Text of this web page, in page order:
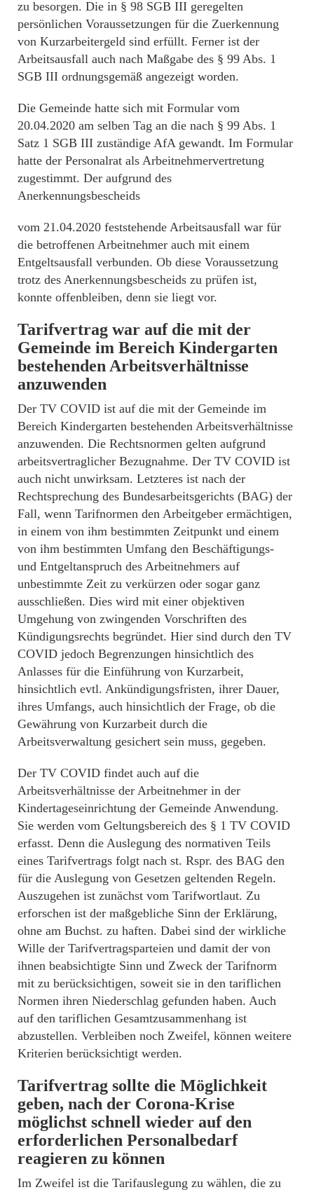
zu besorgen. Die in § 98 SGB III geregelten
persönlichen Voraussetzungen für die Zuerkennung
von Kurzarbeitergeld sind erfüllt. Ferner ist der
Arbeitsausfall auch nach Maßgabe des § 99 Abs. 1
SGB III ordnungsgemäß angezeigt worden.
Die Gemeinde hatte sich mit Formular vom
20.04.2020 am selben Tag an die nach § 99 Abs. 1
Satz 1 SGB III zuständige AfA gewandt. Im Formular
hatte der Personalrat als Arbeitnehmervertretung
zugestimmt. Der aufgrund des
Anerkennungsbescheids
vom 21.04.2020 feststehende Arbeitsausfall war für
die betroffenen Arbeitnehmer auch mit einem
Entgeltsausfall verbunden. Ob diese Voraussetzung
trotz des Anerkennungsbescheids zu prüfen ist,
konnte offenbleiben, denn sie liegt vor.
Tarifvertrag war auf die mit der
Gemeinde im Bereich Kindergarten
bestehenden Arbeitsverhältnisse
anzuwenden
Der TV COVID ist auf die mit der Gemeinde im
Bereich Kindergarten bestehenden Arbeitsverhältnisse
anzuwenden. Die Rechtsnormen gelten aufgrund
arbeitsvertraglicher Bezugnahme. Der TV COVID ist
auch nicht unwirksam. Letzteres ist nach der
Rechtsprechung des Bundesarbeitsgerichts (BAG) der
Fall, wenn Tarifnormen den Arbeitgeber ermächtigen,
in einem von ihm bestimmten Zeitpunkt und einem
von ihm bestimmten Umfang den Beschäftigungs-
und Entgeltanspruch des Arbeitnehmers auf
unbestimmte Zeit zu verkürzen oder sogar ganz
ausschließen. Dies wird mit einer objektiven
Umgehung von zwingenden Vorschriften des
Kündigungsrechts begründet. Hier sind durch den TV
COVID jedoch Begrenzungen hinsichtlich des
Anlasses für die Einführung von Kurzarbeit,
hinsichtlich evtl. Ankündigungsfristen, ihrer Dauer,
ihres Umfangs, auch hinsichtlich der Frage, ob die
Gewährung von Kurzarbeit durch die
Arbeitsverwaltung gesichert sein muss, gegeben.
Der TV COVID findet auch auf die
Arbeitsverhältnisse der Arbeitnehmer in der
Kindertageseinrichtung der Gemeinde Anwendung.
Sie werden vom Geltungsbereich des § 1 TV COVID
erfasst. Denn die Auslegung des normativen Teils
eines Tarifvertrags folgt nach st. Rspr. des BAG den
für die Auslegung von Gesetzen geltenden Regeln.
Auszugehen ist zunächst vom Tarifwortlaut. Zu
erforschen ist der maßgebliche Sinn der Erklärung,
ohne am Buchst. zu haften. Dabei sind der wirkliche
Wille der Tarifvertragsparteien und damit der von
ihnen beabsichtigte Sinn und Zweck der Tarifnorm
mit zu berücksichtigen, soweit sie in den tariflichen
Normen ihren Niederschlag gefunden haben. Auch
auf den tariflichen Gesamtzusammenhang ist
abzustellen. Verbleiben noch Zweifel, können weitere
Kriterien berücksichtigt werden.
Tarifvertrag sollte die Möglichkeit
geben, nach der Corona-Krise
möglichst schnell wieder auf den
erforderlichen Personalbedarf
reagieren zu können
Im Zweifel ist die Tarifauslegung zu wählen, die zu